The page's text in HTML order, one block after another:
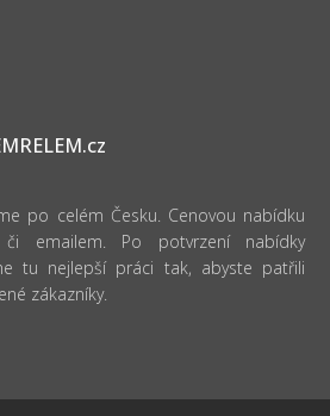
po celém Česku. Cenovou nabídku
emailem. Po potvrzení nabídky
tu nejlepší práci tak, abyste patřili
zákazníky.